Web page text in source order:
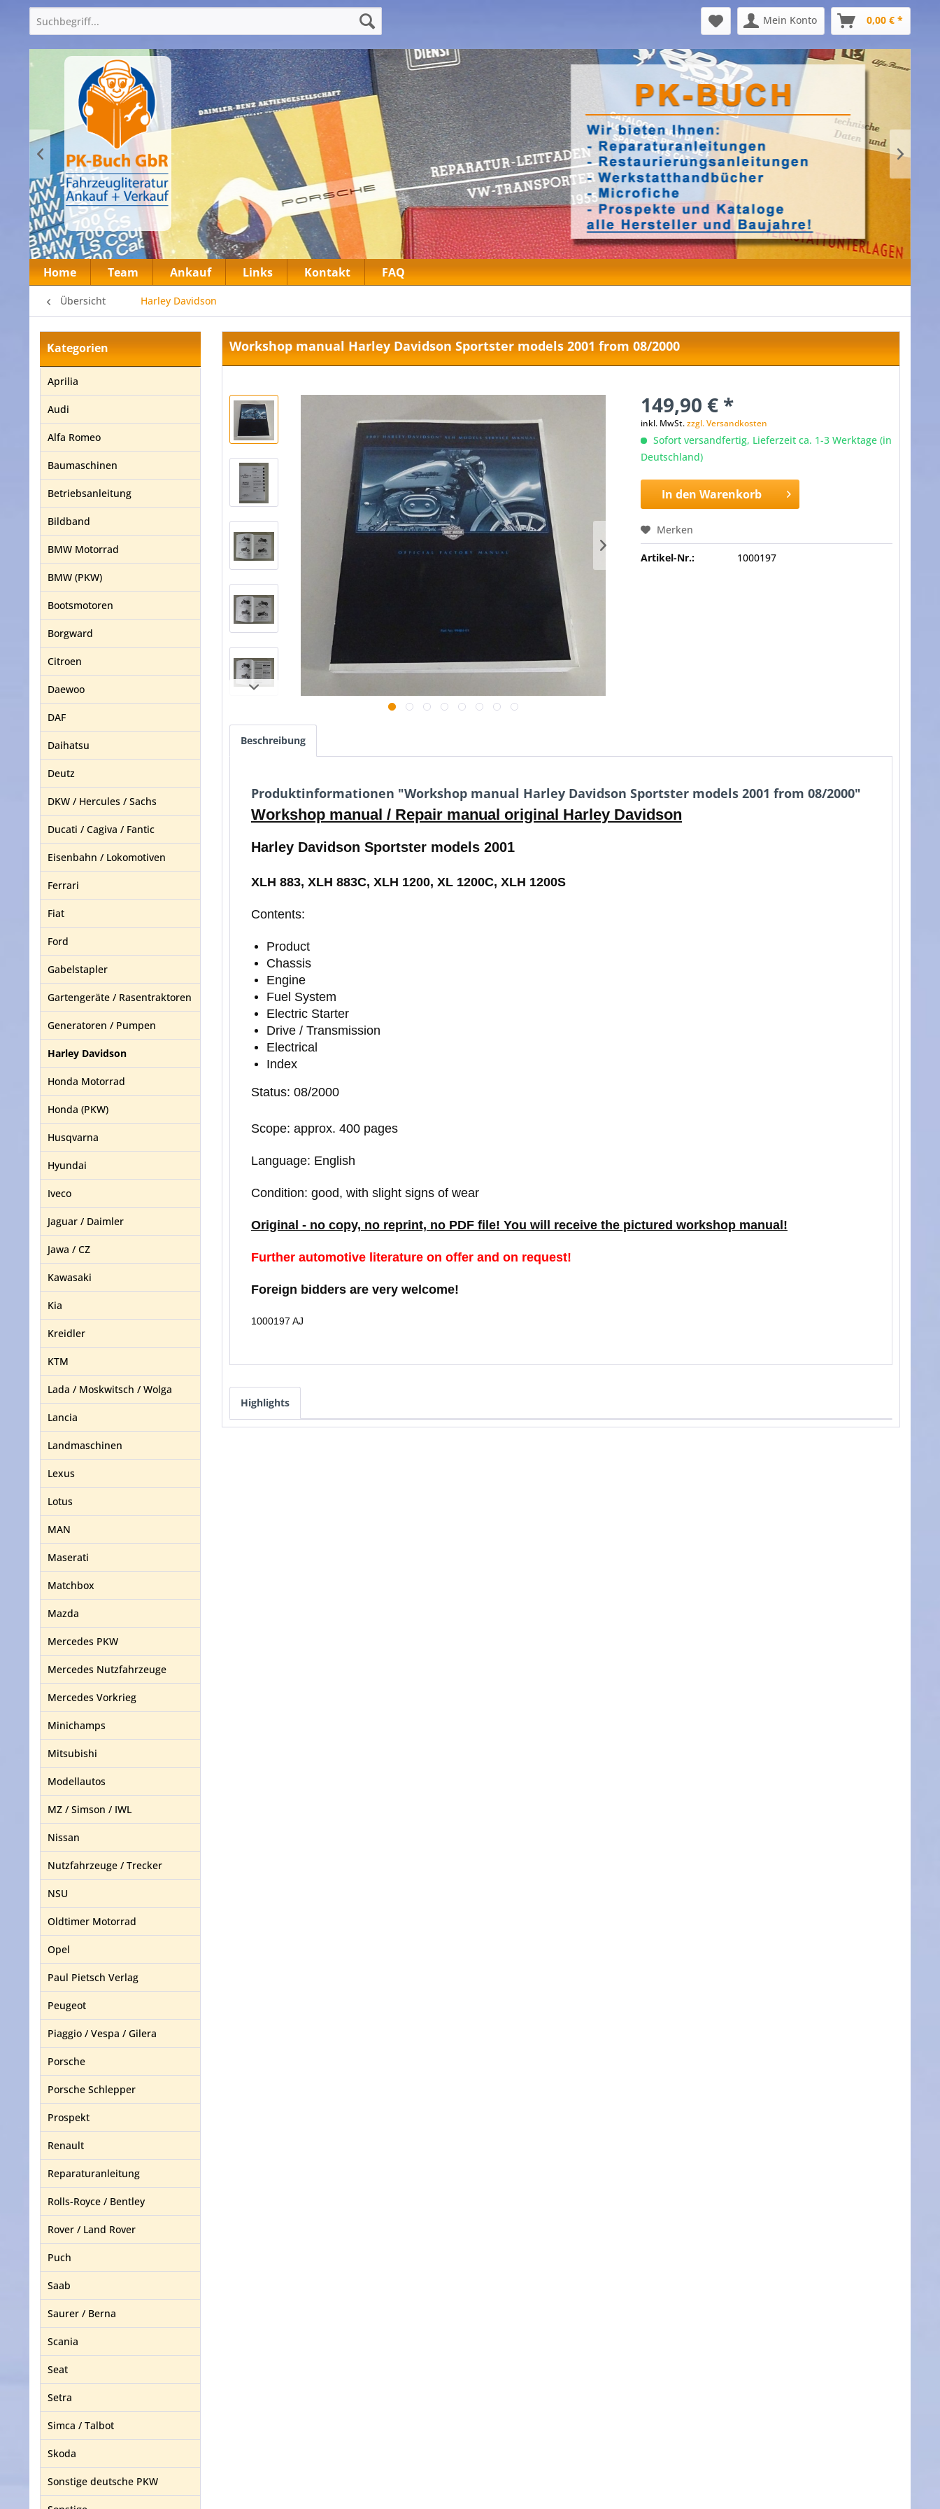
Mein Konto 0,00 € *
Home Team Ankauf Links Kontakt FAQ
Übersicht Harley Davidson
Kategorien
Aprilia
Audi
Alfa Romeo
Baumaschinen
Betriebsanleitung
Bildband
BMW Motorrad
BMW (PKW)
Bootsmotoren
Borgward
Citroen
Daewoo
DAF
Daihatsu
Deutz
DKW / Hercules / Sachs
Ducati / Cagiva / Fantic
Eisenbahn / Lokomotiven
Ferrari
Fiat
Ford
Gabelstapler
Gartengeräte / Rasentraktoren
Generatoren / Pumpen
Harley Davidson
Honda Motorrad
Honda (PKW)
Husqvarna
Hyundai
Iveco
Jaguar / Daimler
Jawa / CZ
Kawasaki
Kia
Kreidler
KTM
Lada / Moskwitsch / Wolga
Lancia
Landmaschinen
Lexus
Lotus
MAN
Maserati
Matchbox
Mazda
Mercedes PKW
Mercedes Nutzfahrzeuge
Mercedes Vorkrieg
Minichamps
Mitsubishi
Modellautos
MZ / Simson / IWL
Nissan
Nutzfahrzeuge / Trecker
NSU
Oldtimer Motorrad
Opel
Paul Pietsch Verlag
Peugeot
Piaggio / Vespa / Gilera
Porsche
Porsche Schlepper
Prospekt
Renault
Reparaturanleitung
Rolls-Royce / Bentley
Rover / Land Rover
Puch
Saab
Saurer / Berna
Scania
Seat
Setra
Simca / Talbot
Skoda
Sonstige deutsche PKW
Workshop manual Harley Davidson Sportster models 2001 from 08/2000
149,90 € *
inkl. MwSt.zzgl. Versandkosten
Sofort versandfertig, Lieferzeit ca. 1-3 Werktage (in
Deutschland)
In den Warenkorb
Merken
Artikel-Nr.: 1000197
Beschreibung
Produktinformationen "Workshop manual Harley Davidson Sportster models 2001 from 08/2000"
Workshop manual / Repair manual original Harley Davidson
Harley Davidson Sportster models 2001
XLH 883, XLH 883C, XLH 1200, XL 1200C, XLH 1200S
Contents:
Product
Chassis
Engine
Fuel System
Electric Starter
Drive / Transmission
Electrical
Index
Status: 08/2000
Scope: approx. 400 pages
Language: English
Condition: good, with slight signs of wear
Original - no copy, no reprint, no PDF file! You will receive the pictured workshop manual!
Further automotive literature on offer and on request!
Foreign bidders are very welcome!
1000197 AJ
Highlights